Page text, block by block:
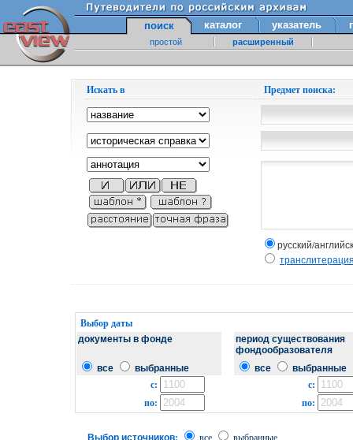
поиск каталог указатель
простой расширенный
Искать в Предмет поиска:
русский/
Выбор даты
документы в фонде
период существования
фондообразователя
все
выбранные все выбранные
с:
с:
по:
по:
Выбор источников: все выбранные